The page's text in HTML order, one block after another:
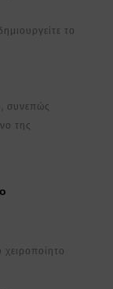
το
συνεπώς
της
χειροποίητο